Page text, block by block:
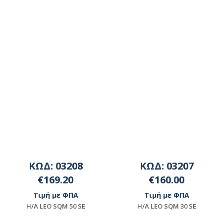
ΚΩΔ: 03208
€169.20
Τιμή με ΦΠΑ
H/A LEO SQΜ 50 SΕ
ΚΩΔ: 03207
€160.00
Τιμή με ΦΠΑ
H/A LEO SQΜ 30 SΕ